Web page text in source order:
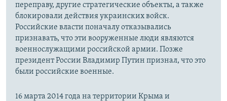
переправу, другие стратегические объекты, а также
блокировали действия украинских войск.
Российские власти поначалу отказывались
признавать, что эти вооруженные люди являются
военнослужащими российской армии. Позже
президент России Владимир Путин признал, что это
были российские военные.
16 марта 2014 года на территории Крыма и